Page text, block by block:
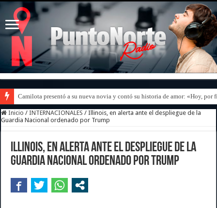
Camilota presentó a su nueva novia y contó su historia de amor: «Hoy, por
Inicio / INTERNACIONALES / Illinois, en alerta ante el despliegue de la
Guardia Nacional ordenado por Trump
Illinois, en alerta ante el despliegue de la
Guardia Nacional ordenado por Trump